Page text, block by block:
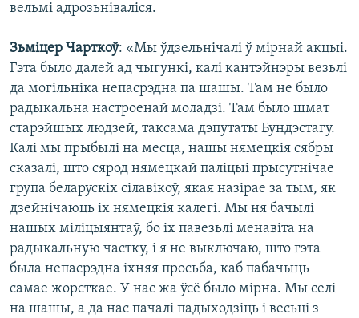
вельмі адрозьніваліся.
Зьміцер Чарткоў: «Мы ўдзельнічалі ў мірнай акцыі.
Гэта было далей ад чыгункі, калі кантэйнэры везьлі
да могільніка непасрэдна па шашы. Там не было
радыкальна настроенай моладзі. Там было шмат
старэйшых людзей, таксама дэпутаты Бундэстагу.
Калі мы прыбылі на месца, нашы нямецкія сябры
сказалі, што сярод нямецкай паліцыі прысутнічае
група беларускіх сілавікоў, якая назірае за тым, як
дзейнічаюць іх нямецкія калегі. Мы ня бачылі
нашых міліцыянтаў, бо іх павезьлі менавіта на
радыкальную частку, і я не выключаю, што гэта
была непасрэдна іхняя просьба, каб пабачыць
самае жорсткае. У нас жа ўсё было мірна. Мы селі
на шашы, а да нас пачалі падыходзіць і весьці з